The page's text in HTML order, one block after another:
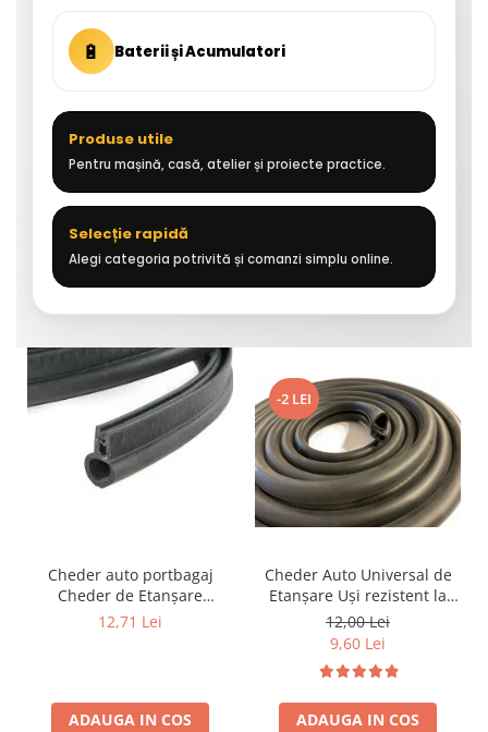
🔋 Baterii și Acumulatori
Produse utile
Pentru mașină, casă, atelier și proiecte practice.
Selecție rapidă
Alegi categoria potrivită și comanzi simplu online.
Cheder auto portbagaj
Cheder de Etanșare
Profesional din Cauciuc -
Liniar
12,71 Lei
ADAUGA IN COS
-2 LEI
Cheder Auto Universal de
Etanșare Uși rezistent la
intemperii, raze UV,
îmbătrânire și temperaturi
12,00 Lei
9,60 Lei
ADAUGA IN COS